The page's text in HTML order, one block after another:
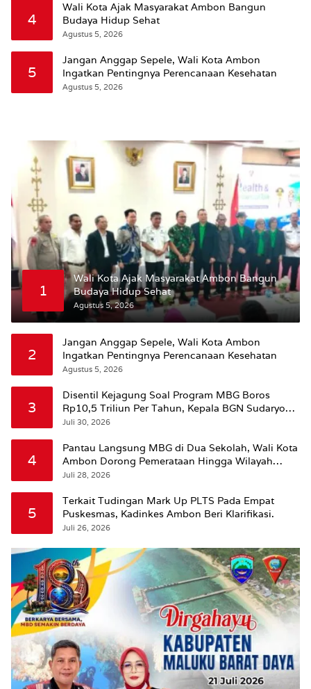
4
Wali Kota Ajak Masyarakat Ambon Bangun
Budaya Hidup Sehat
Agustus 5, 2026
5
Jangan Anggap Sepele, Wali Kota Ambon
Ingatkan Pentingnya Perencanaan Kesehatan
Agustus 5, 2026
1
Wali Kota Ajak Masyarakat Ambon Bangun
Budaya Hidup Sehat
Agustus 5, 2026
2
Jangan Anggap Sepele, Wali Kota Ambon
Ingatkan Pentingnya Perencanaan Kesehatan
Agustus 5, 2026
3
Disentil Kejagung Soal Program MBG Boros
Rp10,5 Triliun Per Tahun, Kepala BGN Sudaryono
Beri Penjelasan
Juli 30, 2026
4
Pantau Langsung MBG di Dua Sekolah, Wali Kota
Ambon Dorong Pemerataan Hingga Wilayah
Leitimur Selatan
Juli 28, 2026
5
Terkait Tudingan Mark Up PLTS Pada Empat
Puskesmas, Kadinkes Ambon Beri Klarifikasi.
Juli 26, 2026